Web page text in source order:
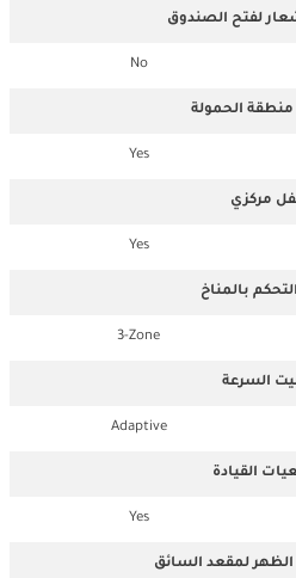
لفتح الصندوق
No
الحمولة
Yes
مركزي
Yes
بالمناخ
3-Zone
السرعة
Adaptive
القيادة
Yes
لمقعد السائق